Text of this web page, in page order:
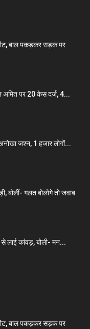
बाल पकड़कर सड़क पर
अमित पर 20 केस दर्ज, 4...
जश्न, 1 हजार लोगों...
बोलीं- गलत बोलोगे तो जवाब
से लाई कांवड़, बोली- मन...
बाल पकड़कर सड़क पर